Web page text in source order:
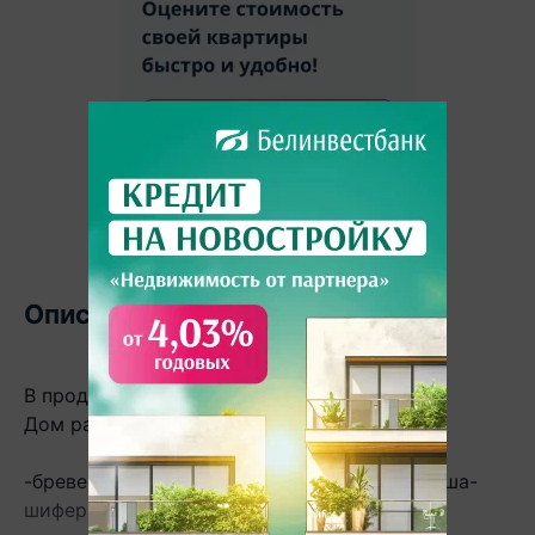
Описание
В продаже дом по ул.Шоссейной .
Дом расположен на ровном участке .
-бревенчатый дом обложин кирпичом , крыша-
шифер.